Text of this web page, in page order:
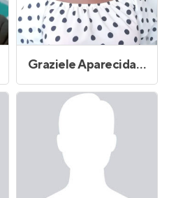
Graziele Aparecida Maria Martiniano